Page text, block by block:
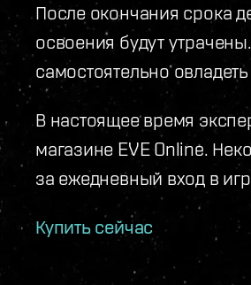
После окончания срока
освоения будут
самостоятельно
В настоящее время
магазине EVE Online.
за ежедневный вход в
Купить сейчас